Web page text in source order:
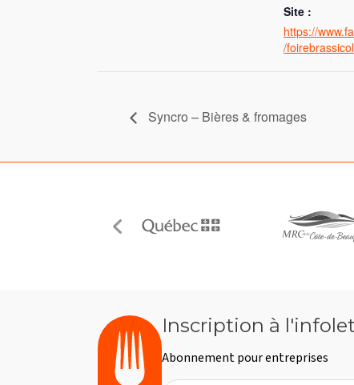
Site :
https://
/
Syncro – Bières & fromages
Inscription à
Abonnement pour entreprises